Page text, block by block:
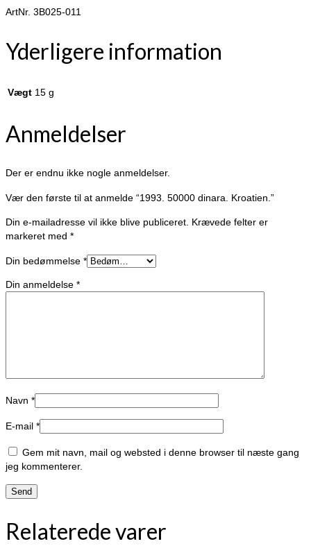
ArtNr. 3B025-011
Yderligere information
Vægt 15 g
Anmeldelser
Der er endnu ikke nogle anmeldelser.
Vær den første til at anmelde “1993. 50000 dinara. Kroatien.”
Din e-mailadresse vil ikke blive publiceret. Krævede felter er
markeret med *
Din bedømmelse *
Din anmeldelse *
Navn *
E-mail *
Gem mit navn, mail og websted i denne browser til næste gang
jeg kommenterer.
Relaterede varer